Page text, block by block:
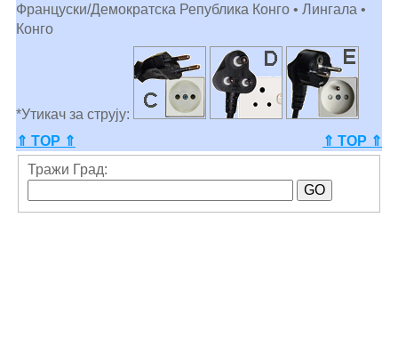
Француски/Демократска Република Конго • Лингала •
Конго
*Утикач за струју:
⇑ TOP ⇑
⇑ TOP ⇑
Тражи Град: